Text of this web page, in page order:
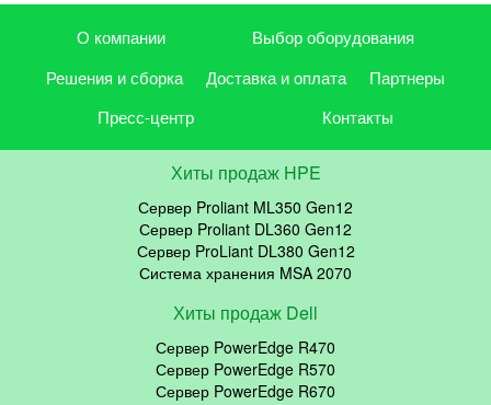
О компании
Выбор оборудования
Решения и сборка
Доставка и оплата
Партнеры
Пресс-центр
Контакты
Хиты продаж HPE
Сервер Proliant ML350 Gen12
Сервер Proliant DL360 Gen12
Сервер ProLiant DL380 Gen12
Система хранения MSA 2070
Хиты продаж Dell
Сервер PowerEdge R470
Сервер PowerEdge R570
Сервер PowerEdge R670